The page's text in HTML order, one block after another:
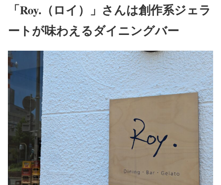
「Roy.（ロイ）」さんは創作系ジェラ
ートが味わえるダイニングバー